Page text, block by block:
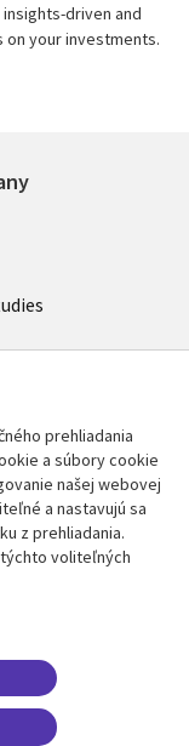
driven and
your investments.
prehliadania
a súbory cookie
našej webovej
a nastavujú sa
z prehliadania.
voliteľných